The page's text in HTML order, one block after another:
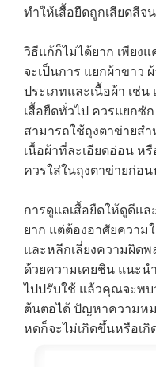
ทำให้เสื้อยืดถูกเสียดสีจ
วิธีแก้ก็ไม่ได้ยาก เพียงแ
จะเป็นการ แยกผ้าขาว
ประเภทและเนื้อผ้า เช่น
เสื้อยืดทั่วไป ควรแยกซั
สามารถใช้ถุงตาข่ายส
เนื้อผ้าที่ละเอียดอ่อน ห
ควรใส่ในถุงตาข่ายก่อน
การดูแลเสื้อยืดให้ดูดีแล
ยาก แต่ต้องอาศัยความ
และหลีกเลี่ยงความผิด
ด้วยความเคยชิน แนะน
ไปปรับใช้ แล้วคุณจะพบ
ต้นตอได้ ปัญหาความหม
หดก็จะไม่เกิดขึ้นหรือเ